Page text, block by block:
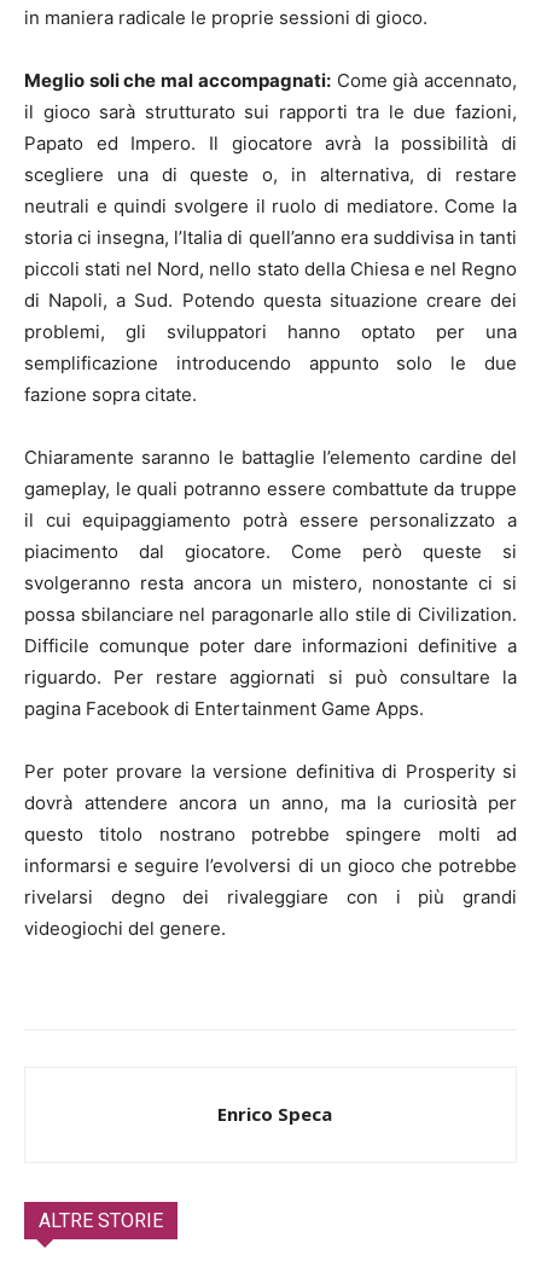
in maniera radicale le proprie sessioni di gioco.
Meglio soli che mal accompagnati:Come già accennato,
il gioco sarà strutturato sui rapporti tra le due fazioni,
Papato ed Impero. Il giocatore avrà la possibilità di
scegliere una di queste o, in alternativa, di restare
neutrali e quindi svolgere il ruolo di mediatore. Come la
storia ci insegna, l’Italia di quell’anno era suddivisa in tanti
piccoli stati nel Nord, nello stato della Chiesa e nel Regno
di Napoli, a Sud. Potendo questa situazione creare dei
problemi, gli sviluppatori hanno optato per una
semplificazione introducendo appunto solo le due
fazione sopra citate.
Chiaramente saranno le battaglie l’elemento cardine del
gameplay, le quali potranno essere combattute da truppe
il cui equipaggiamento potrà essere personalizzato a
piacimento dal giocatore. Come però queste si
svolgeranno resta ancora un mistero, nonostante ci si
possa sbilanciare nel paragonarle allo stile di Civilization.
Difficile comunque poter dare informazioni definitive a
riguardo. Per restare aggiornati si può consultare la
pagina Facebook di Entertainment Game Apps.
Per poter provare la versione definitiva di Prosperity si
dovrà attendere ancora un anno, ma la curiosità per
questo titolo nostrano potrebbe spingere molti ad
informarsi e seguire l’evolversi di un gioco che potrebbe
rivelarsi degno dei rivaleggiare con i più grandi
videogiochi del genere.
Enrico Speca
ALTRE STORIE